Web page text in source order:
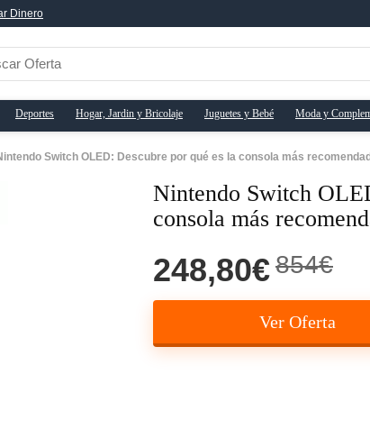
Dinero
Deportes Hogar, Jardin y Bricolaje Juguetes y Bebé Moda y
Switch OLED: Descubre por qué es la consola más
Nintendo Switch
consola más
248,80€854€
Ver Oferta